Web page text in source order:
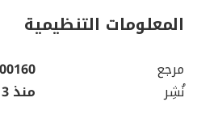
المعلومات التنظيمية
مرجع
نُشِر
منذ 3 شهور